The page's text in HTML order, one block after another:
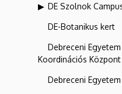
DE Szolnok
DE-Botanikus kert
Debreceni
Koordinációs Központ
Debreceni